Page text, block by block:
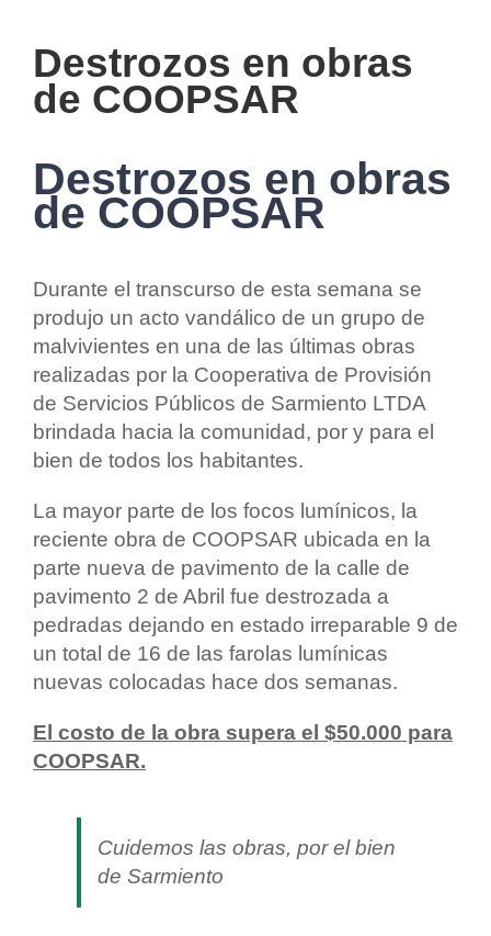
Destrozos en obras
de COOPSAR
Destrozos en obras
de COOPSAR
Durante el transcurso de esta semana se
produjo un acto vandálico de un grupo de
malvivientes en una de las últimas obras
realizadas por la Cooperativa de Provisión
de Servicios Públicos de Sarmiento LTDA
brindada hacia la comunidad, por y para el
bien de todos los habitantes.
La mayor parte de los focos lumínicos, la
reciente obra de COOPSAR ubicada en la
parte nueva de pavimento de la calle de
pavimento 2 de Abril fue destrozada a
pedradas dejando en estado irreparable 9 de
un total de 16 de las farolas lumínicas
nuevas colocadas hace dos semanas.
El costo de la obra supera el $50.000 para
COOPSAR.
Cuidemos las obras, por el bien
de Sarmiento